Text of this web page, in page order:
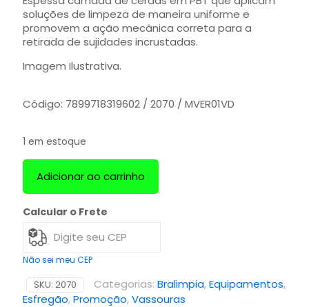
soluções de limpeza de maneira uniforme e
promovem a ação mecânica correta para a
retirada de sujidades incrustadas.
Imagem Ilustrativa.
Código: 7899718319602 / 2070 / MVER01VD
1 em estoque
Adicionar ao carrinho
Calcular o Frete
Não sei meu CEP
SKU: 2070 Categorias: Bralimpia,Equipamentos,
Esfregão,Promoção,Vassouras